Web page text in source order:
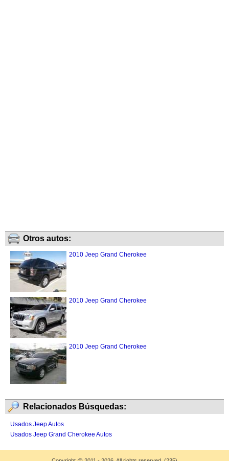
Otros autos:
2010 Jeep Grand Cherokee
2010 Jeep Grand Cherokee
2010 Jeep Grand Cherokee
Relacionados Búsquedas:
Usados Jeep Autos
Usados Jeep Grand Cherokee Autos